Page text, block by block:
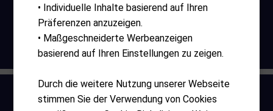
Produkte Wunschzettel Warenkorb
© 2026 bluemonster.ch
• Individuelle Inhalte basierend auf Ihren
Präferenzen anzuzeigen.
• Maßgeschneiderte Werbeanzeigen
basierend auf Ihren Einstellungen zu zeigen.
Durch die weitere Nutzung unserer Webseite
stimmen Sie der Verwendung von Cookies